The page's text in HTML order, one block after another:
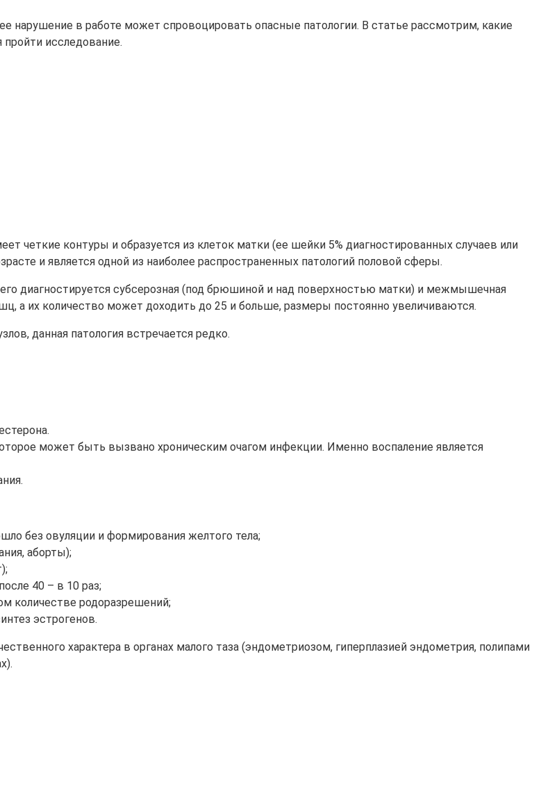
в работе может спровоцировать опасные патологии. В статье рассмотрим, какие
исследование.
четкие контуры и образуется из клеток матки (ее шейки 5% диагностированных случаев или
и является одной из наиболее распространенных патологий половой сферы.
диагностируется субсерозная (под брюшиной и над поверхностью матки) и межмышечная
а их количество может доходить до 25 и больше, размеры постоянно увеличиваются.
данная патология встречается редко.
может быть вызвано хроническим очагом инфекции. Именно воспаление является
без овуляции и формирования желтого тела;
аборты);
40 – в 10 раз;
количестве родоразрешений;
эстрогенов.
характера в органах малого таза (эндометриозом, гиперплазией эндометрия, полипами